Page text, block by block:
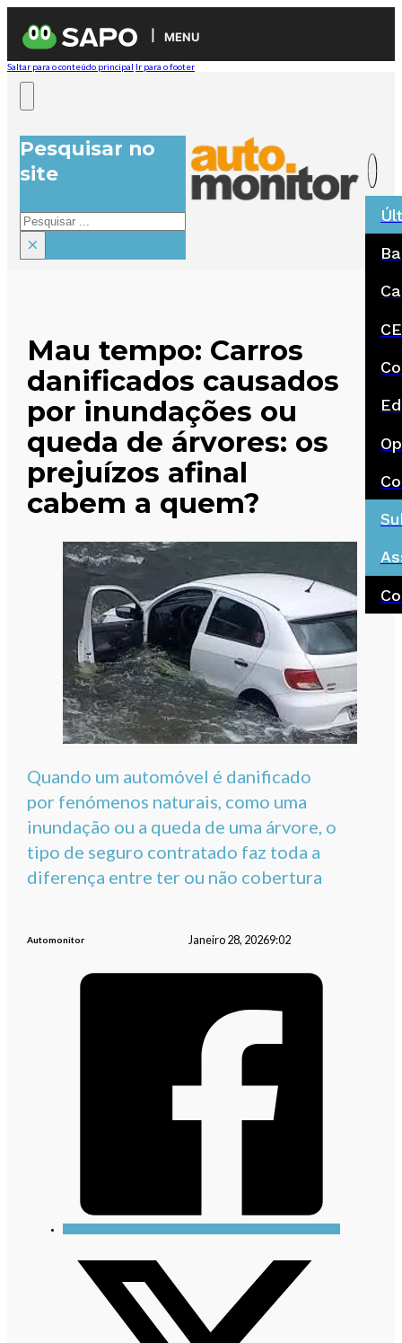
MENU
Saltar para o conteúdo principal Ir para o footer
Pesquisar no
site
Pesquisar
×
Mau tempo: Carros
danificados causados
por inundações ou
queda de árvores: os
prejuízos afinal
cabem a quem?
Quando um automóvel é danificado
por fenómenos naturais, como uma
inundação ou a queda de uma árvore, o
tipo de seguro contratado faz toda a
diferença entre ter ou não cobertura
Automonitor Janeiro 28, 20269:02